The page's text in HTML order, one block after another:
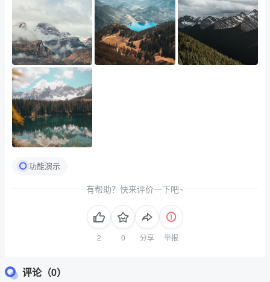
功能演示
有帮助？快来评价一下吧~
分享 举报
评论（0）